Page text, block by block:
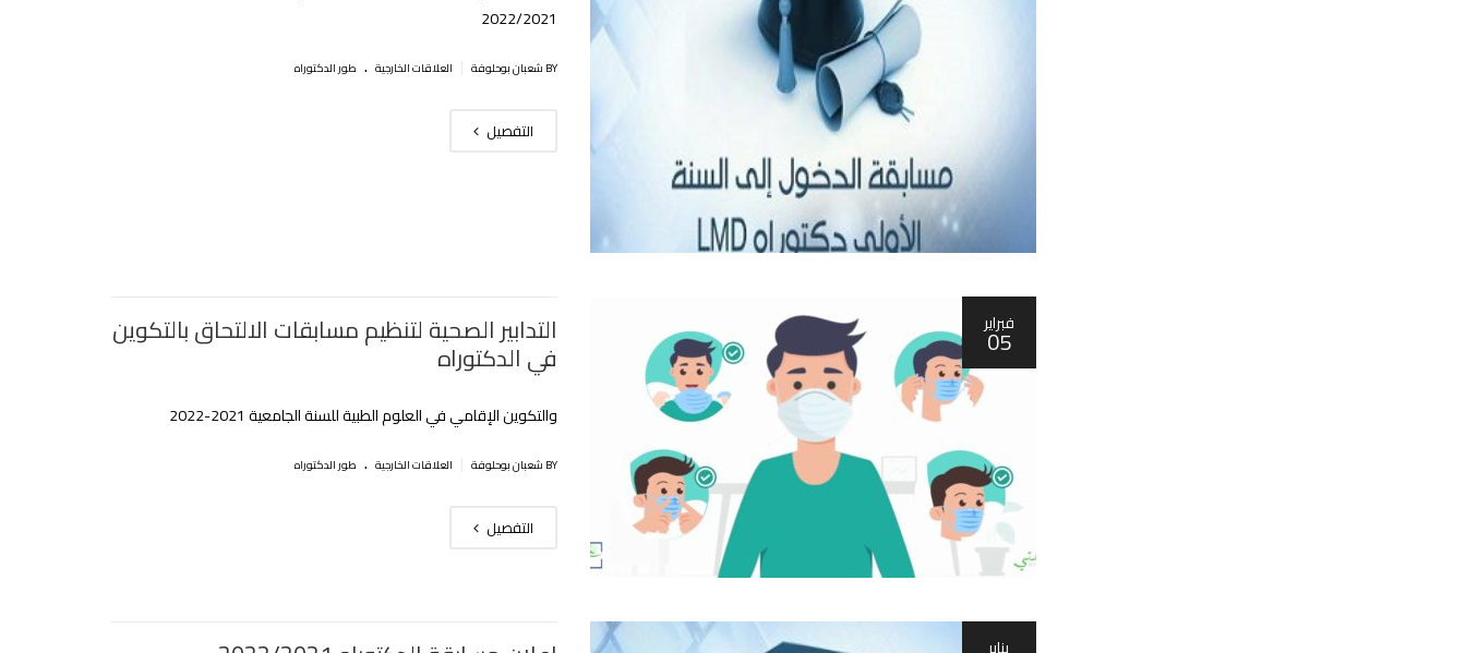
2022/2021
BY شعبان بوحلوفة العلاقات الخارجية . طور الدكتوراه
التفصيل
فبراير
05 التدابير الصحية لتنظيم مسابقات الالتحاق بالتكوين
في الدكتوراه‎‎
والتكوين الإقامي في العلوم الطبية للسنة الجامعية 2021-2022
BY شعبان بوحلوفة العلاقات الخارجية . طور الدكتوراه
التفصيل
يناير